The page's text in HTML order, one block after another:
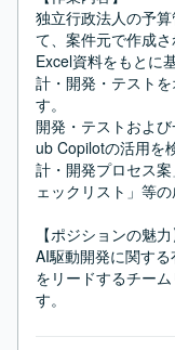
独立行政法人の予
て、案件元で作成
Excel資料をもとに
計・開発・テスト
す。
開発・テストおよ
ub Copilotの活用を
計・開発プロセス
ェックリスト」等の
【ポジションの魅力
AI駆動開発に関す
をリードするチー
す。